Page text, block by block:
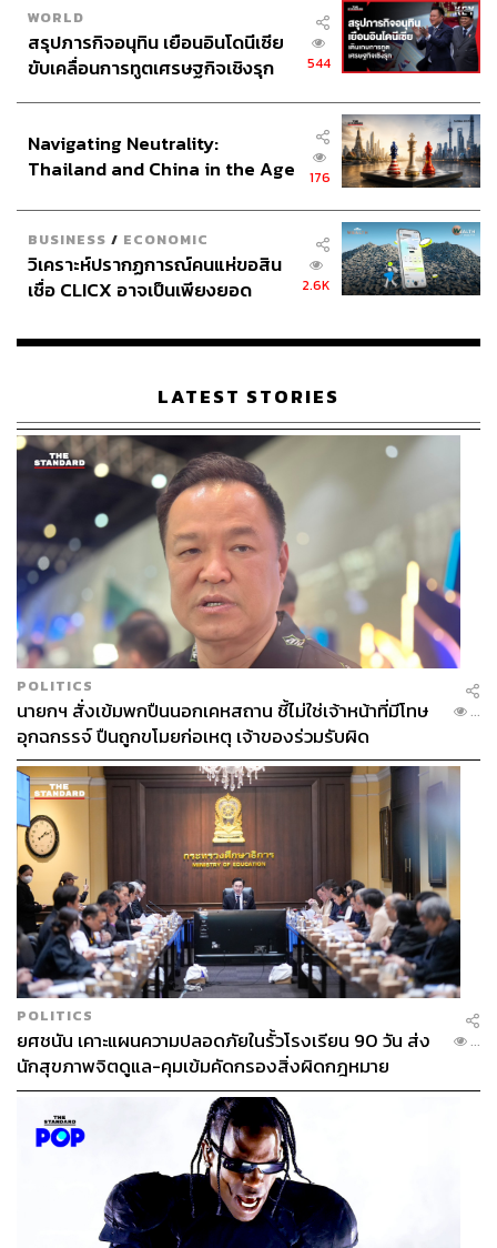
WORLD
สรุปภารกิจอนุทิน เยือนอินโดนีเซีย
ขับเคลื่อนการทูตเศรษฐกิจเชิงรุก
544
Navigating Neutrality:
Thailand and China in the Age
176
BUSINESS / ECONOMIC
วิเคราะห์ปรากฏการณ์คนแห่ขอสิน
เชื่อ CLICX อาจเป็นเพียงยอด
เรือนไทยที่ถูกซุกไว้
2.6K
LATEST STORIES
POLITICS
นายกฯ สั่งเข้มพกปืนนอกเคหสถาน ชี้ไม่ใช่เจ้าหน้าที่มีโทษ
อุกฉกรรจ์ ปืนถูกขโมยก่อเหตุ เจ้าของร่วมรับผิด
...
POLITICS
ยศชนัน เคาะแผนความปลอดภัยในรั้วโรงเรียน 90 วัน ส่ง
นักสุขภาพจิตดูแล-คุมเข้มคัดกรองสิ่งผิดกฎหมาย
...